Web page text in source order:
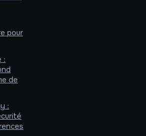
pour
:
de
: